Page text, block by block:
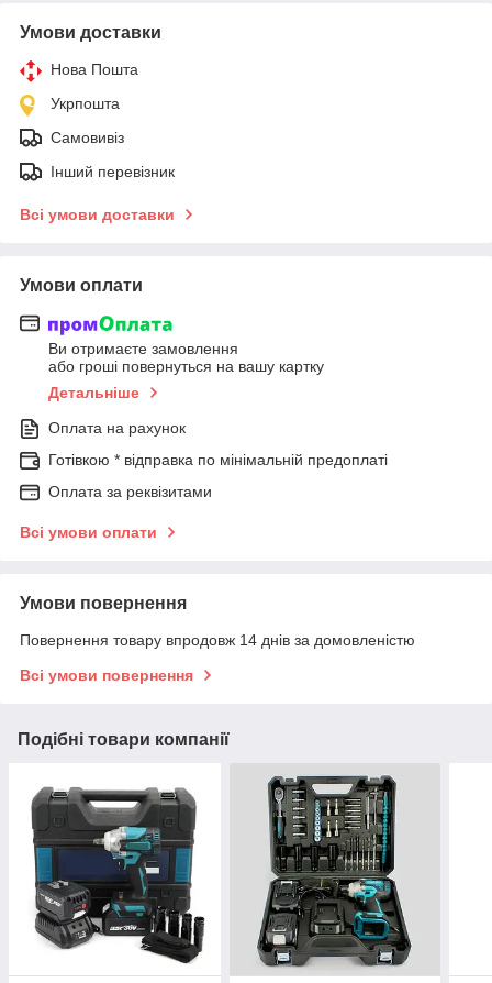
Умови доставки
Нова Пошта
Укрпошта
Самовивіз
Інший перевізник
Всі умови доставки
Умови оплати
Ви отримаєте замовлення
або гроші повернуться на вашу картку
Детальніше
Оплата на рахунок
Готівкою * відправка по мінімальній предоплаті
Оплата за реквізитами
Всі умови оплати
Умови повернення
Повернення товару впродовж 14 днів за домовленістю
Всі умови повернення
Подібні товари компанії